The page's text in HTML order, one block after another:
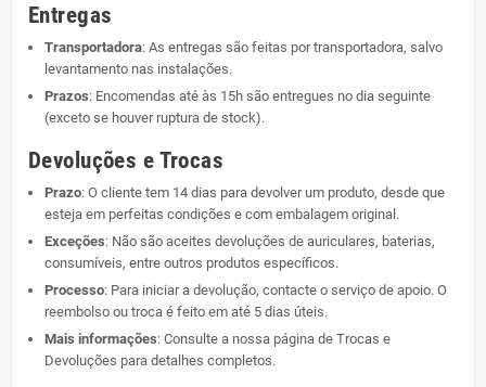
Entregas
Transportadora: As entregas são feitas por transportadora, salvo
levantamento nas instalações.
Prazos: Encomendas até às 15h são entregues no dia seguinte
(exceto se houver ruptura de stock).
Devoluções e Trocas
Prazo: O cliente tem 14 dias para devolver um produto, desde que
esteja em perfeitas condições e com embalagem original.
Exceções: Não são aceites devoluções de auriculares, baterias,
consumíveis, entre outros produtos específicos.
Processo: Para iniciar a devolução, contacte o serviço de apoio. O
reembolso ou troca é feito em até 5 dias úteis.
Mais informações: Consulte a nossa página de Trocas e
Devoluções para detalhes completos.